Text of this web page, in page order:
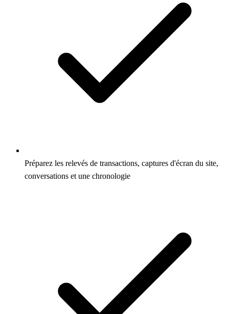
Préparez les relevés de transactions, captures d'écran du site,
conversations et une chronologie